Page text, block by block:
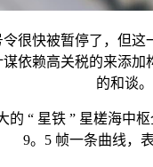
快被暂停了，但这
依赖高关税的来添
的和谈。
星铁 ” 星槎海中枢
9。5 帧一条曲线，